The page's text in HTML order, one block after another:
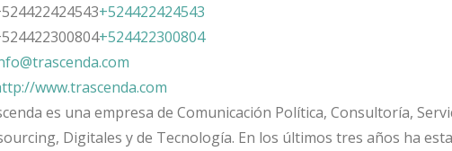
+524422424543
+524422300804
www.trascenda.com
es una empresa de Comunicación Política, Consultoría,
Digitales y de Tecnología. En los últimos tres años ha